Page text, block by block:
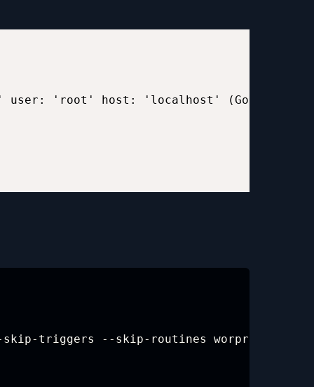
user: 'root' host: 'localhost' (Got an
skip-triggers --skip-routines worprod >